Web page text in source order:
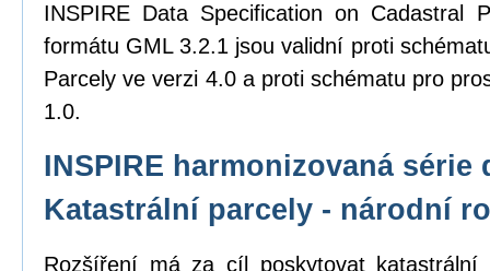
INSPIRE Data Specification on Cadastral
formátu GML 3.2.1 jsou validní proti
Parcely ve verzi 4.0 a proti schématu pro
1.0.
INSPIRE harmonizovaná série
Katastrální parcely - národní
Rozšíření má za cíl poskytovat katastrální